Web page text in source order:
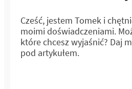
Cześć, jestem Tomek i
moimi doświadczeniami.
które chcesz wyjaśnić? Daj
pod artykułem.